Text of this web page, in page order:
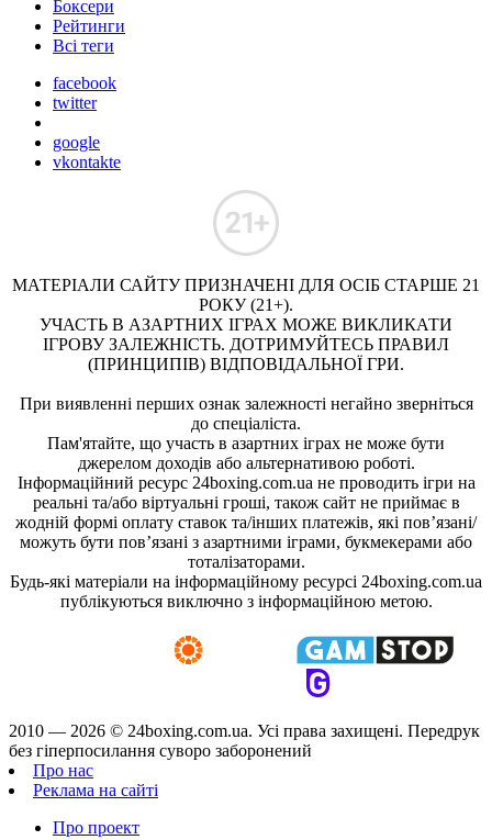
Боксери
Рейтинги
Всі теги
facebook
twitter
google
vkontakte
МАТЕРІАЛИ САЙТУ ПРИЗНАЧЕНІ ДЛЯ ОСІБ СТАРШЕ 21
РОКУ (21+).
УЧАСТЬ В АЗАРТНИХ ІГРАХ МОЖЕ ВИКЛИКАТИ
ІГРОВУ ЗАЛЕЖНІСТЬ. ДОТРИМУЙТЕСЬ ПРАВИЛ
(ПРИНЦИПІВ) ВІДПОВІДАЛЬНОЇ ГРИ.
При виявленні перших ознак залежності негайно зверніться
до спеціаліста.
Пам'ятайте, що участь в азартних іграх не може бути
джерелом доходів або альтернативою роботі.
Інформаційний ресурс 24boxing.com.ua не проводить ігри на
реальні та/або віртуальні гроші, також сайт не приймає в
жодній формі оплату ставок та/інших платежів, які пов’язані/
можуть бути пов’язані з азартними іграми, букмекерами або
тоталізаторами.
Будь-які матеріали на інформаційному ресурсі 24boxing.com.ua
публікуються виключно з інформаційною метою.
2010 — 2026 © 24boxing.com.ua. Усi права захищенi. Передрук
без гіперпосилання суворо заборонений
Про нас
Реклама на сайті
Про проект